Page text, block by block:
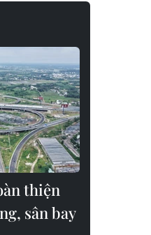
thiện
sân bay